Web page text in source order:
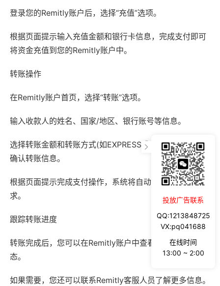
登录您的Remitly账户后，选择“充值”选项。
根据页面提示输入充值金额和银行卡信息，完成支付即可
将资金充值到您的Remitly账户中。
转账操作
在Remitly账户首页，选择“转账”选项。
输入收款人的姓名、国家/地区、银行账号等信息。
选择转账金额和转账方式(如EXPRESS或ECONOMY)，并
确认转账信息。
根据页面提示完成支付操作，系统将自动处理您的转账请
求。
跟踪转账进度
转账完成后，您可以在Remitly账户中查看转账进度和状
态。
如果需要，您还可以联系Remitly客服人员了解更多信息。
投放广告联系
QQ:1213848725
VX:pq041688
在线时间
13:00 ~ 2:00